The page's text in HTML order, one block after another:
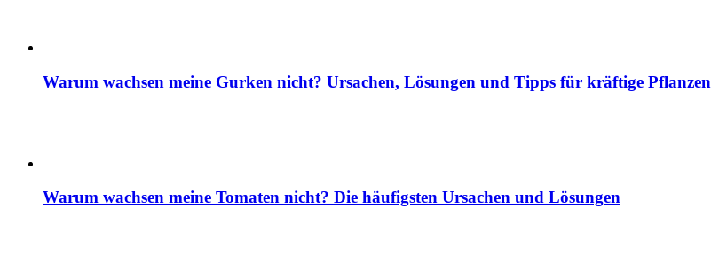
Warum wachsen meine Gurken nicht? Ursachen, Lösungen und Tipps für kräftige Pflanzen
Warum wachsen meine Tomaten nicht? Die häufigsten Ursachen und Lösungen